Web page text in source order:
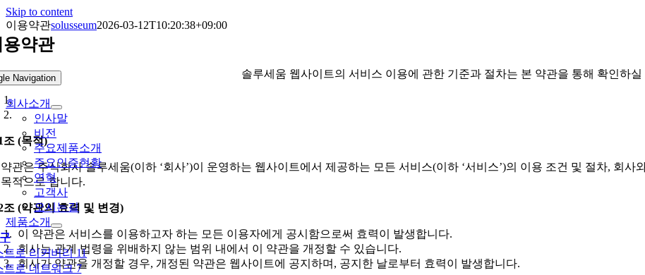
Skip to content
Navigation
회사소개
인사말
비전
주요제품소개
주요인증현황
연혁
고객사
오시는길
제품소개
트로 리커버리 11
트로 네트워크 7
이용약관solusseum2026-03-12T10:20:38+09:00
용약관
솔루세움 웹사이트의 서비스 이용에 관한 기준과 절차는 본 약관을 통해 확인하실
조 (목적)
관은 주식회사 솔루세움(이하 ‘회사’)이 운영하는 웹사이트에서 제공하는 모든 서비스(이하 ‘서비스’)의 이용 조건 및 절차, 회사
적으로 합니다.
조 (약관의 효력 및 변경)
이 약관은 서비스를 이용하고자 하는 모든 이용자에게 공시함으로써 효력이 발생합니다.
회사는 관계 법령을 위배하지 않는 범위 내에서 이 약관을 개정할 수 있습니다.
회사가 약관을 개정할 경우, 개정된 약관은 웹사이트에 공지하며, 공지한 날로부터 효력이 발생합니다.